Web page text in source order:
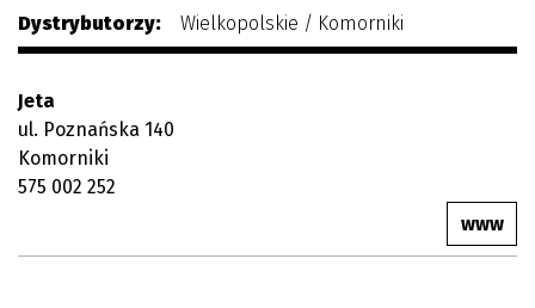
Dystrybutorzy: Wielkopolskie / Komorniki
Jeta
ul. Poznańska 140
Komorniki
575 002 252
www